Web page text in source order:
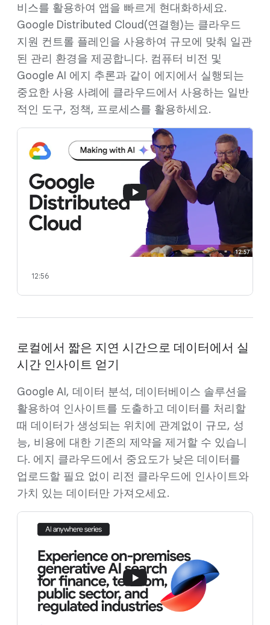
비스를 활용하여 앱을 빠르게 현대화하세요.
Google Distributed Cloud(연결형)는 클라우드
지원 컨트롤 플레인을 사용하여 규모에 맞춰 일관
된 관리 환경을 제공합니다. 컴퓨터 비전 및
Google AI 에지 추론과 같이 에지에서 실행되는
중요한 사용 사례에 클라우드에서 사용하는 일반
적인 도구, 정책, 프로세스를 활용하세요.
12:56
로컬에서 짧은 지연 시간으로 데이터에서 실
시간 인사이트 얻기
Google AI, 데이터 분석, 데이터베이스 솔루션을
활용하여 인사이트를 도출하고 데이터를 처리할
때 데이터가 생성되는 위치에 관계없이 규모, 성
능, 비용에 대한 기존의 제약을 제거할 수 있습니
다. 에지 클라우드에서 중요도가 낮은 데이터를
업로드할 필요 없이 리전 클라우드에 인사이트와
가치 있는 데이터만 가져오세요.